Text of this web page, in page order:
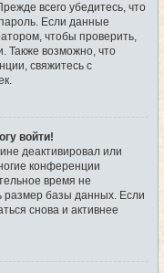
всего убедитесь, что
Если данные
чтобы проверить,
Также возможно, что
свяжитесь с
войти!
деактивировал или
конференции
время не
базы данных. Если
снова и активнее